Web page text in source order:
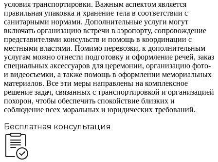
условия транспортировки. Важным аспектом является
правильная упаковка и хранение тела в соответствии с
санитарными нормами. Дополнительные услуги могут
включать организацию встречи в аэропорту, сопровождение
представителями консульств и помощь в координации с
местными властями. Помимо перевозки, к дополнительным
услугам можно отнести подготовку и оформление речей, заказ
специальных аксессуаров для церемонии, организацию фото-
и видеосъемки, а также помощь в оформлении мемориальных
материалов. Все эти меры направлены на комплексное
решение задач, связанных с транспортировкой и организацией
похорон, чтобы обеспечить спокойствие близких и
соблюдение всех моральных и юридических требований.
Бесплатная консультация